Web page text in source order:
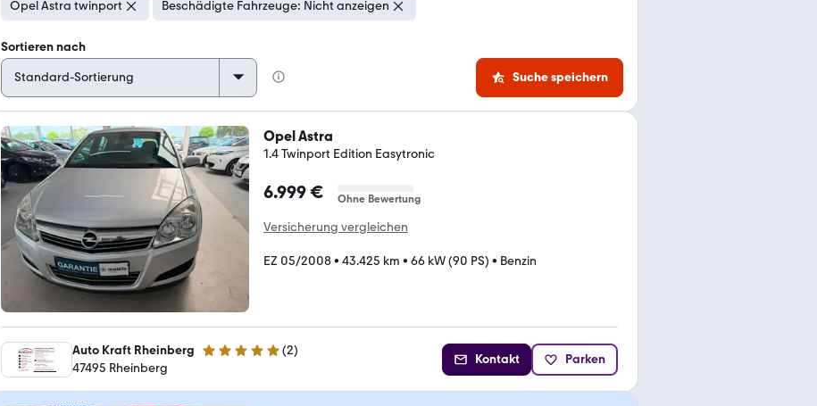
Opel Astra twinport Beschädigte Fahrzeuge: Nicht anzeigen
Sortieren nach
Suche speichern
Opel Astra
1.4 Twinport Edition Easytronic
6.999 € Ohne Bewertung
Versicherung vergleichen
EZ 05/2008• 43.425 km • 66 kW (90 PS) • Benzin
Auto Kraft Rheinberg 5 Sterne (2)
47495 Rheinberg
Kontakt Parken